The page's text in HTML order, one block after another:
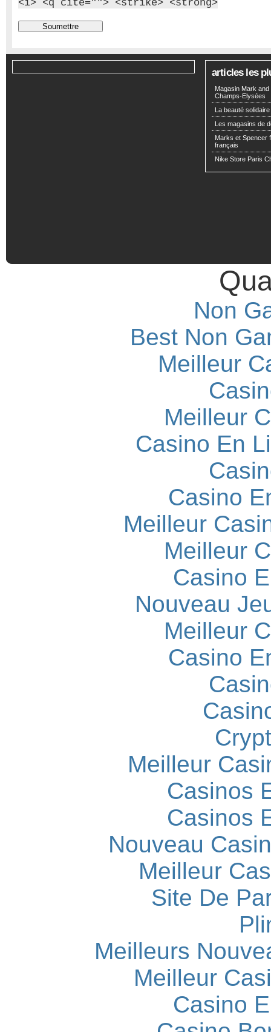
<i> <q cite=""> <strike> <strong>
articles les
Magasin Mark
Champs-Elysées
La beauté solidaire
Les magasins de
Marks et Spencer
français
Nike Store Paris
Non
Best Non
Meilleur
Meilleur
Casino En
Casino
Meilleur
Meilleur
Casino
Nouveau
Meilleur
Casino
Meilleur
Casinos
Casinos
Nouveau
Meilleur
Site De
Meilleurs
Meilleur
Casino